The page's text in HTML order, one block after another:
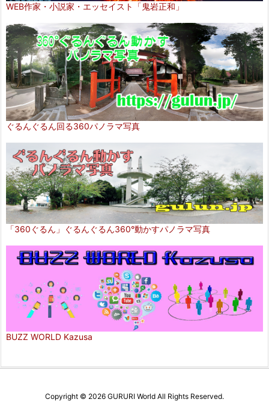
WEB作家・小説家・エッセイスト「鬼岩正和」
ぐるんぐるん回る360パノラマ写真
「360ぐるん」ぐるんぐるん360°動かすパノラマ写真
BUZZ WORLD Kazusa
Copyright © 2026 GURURI World All Rights Reserved.